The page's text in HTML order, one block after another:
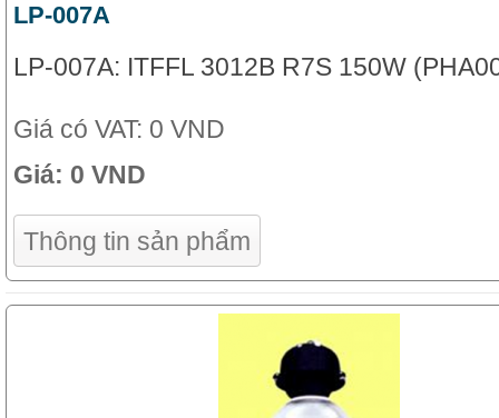
LP-007A
LP-007A: ITFFL 3012B R7S 150W
Giá có VAT: 0 VND
Giá: 0 VND
Thông tin sản phẩm